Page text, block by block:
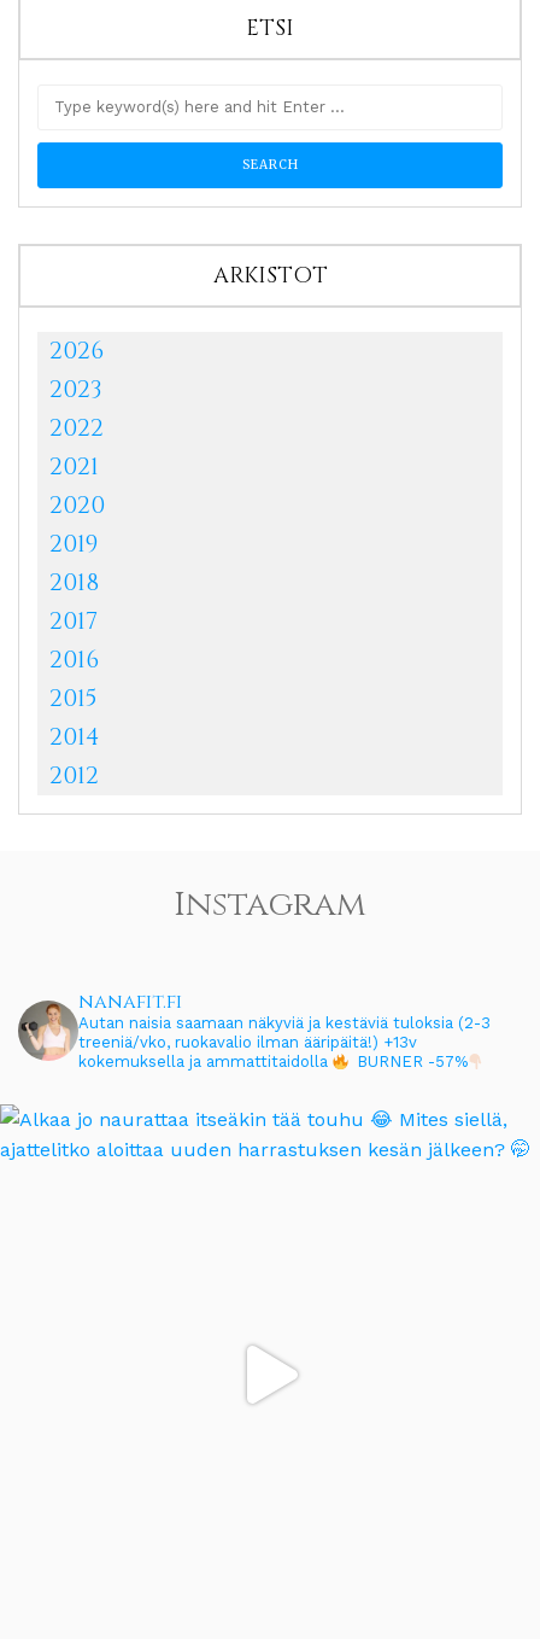
ETSI
ARKISTOT
2026
2023
2022
2021
2020
2019
2018
2017
2016
2015
2014
2012
Instagram
nanafit.fi
Autan naisia saamaan näkyviä ja kestäviä tuloksia (2-3
treeniä/vko, ruokavalio ilman ääripäitä!) +13v
kokemuksella ja ammattitaidolla
BURNER -57%